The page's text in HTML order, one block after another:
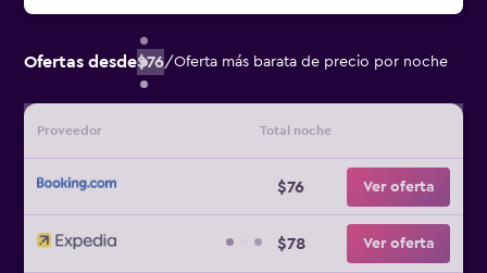
Ofertas desde$76/Oferta más barata de precio por noche
Proveedor Total noche
$76 Ver oferta
$78 Ver oferta